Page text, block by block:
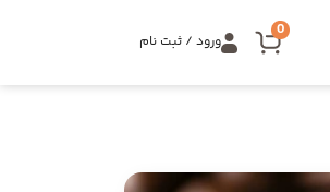
0
ورود / ثبت نام